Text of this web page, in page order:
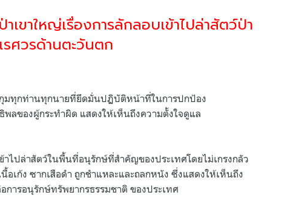
ขาใหญ่เรื่องการลักลอบเข้าไปล่าสัตว์ป่า
ศวรด้านตะวันตก
มทุกท่านทุกนายที่ยึดมั่นปฏิบัติหน้าที่ในการปกป้อง
พลของผู้กระทำผิด แสดงให้เห็นถึงความตั้งใจดูแล
ไปล่าสัตว์ในพื้นที่อนุรักษ์ที่สำคัญของประเทศโดยไม่เกรงกลัว
เก้ง ซากเสือดำ ถูกชำแหละและถลกหนัง ซึ่งแสดงให้เห็นถึง
ารอนุรักษ์ทรัพยากรธรรมชาติ ของประเทศ